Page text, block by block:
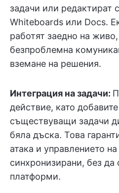
задачи или редактират
Whiteboards или Docs.
работят заедно на
безпроблемна
вземане на решения.
Интеграция на задачи:
действие, като
съществуващи задачи
бяла дъска. Това
атака и управлението
синхронизирани, без да
платформи.